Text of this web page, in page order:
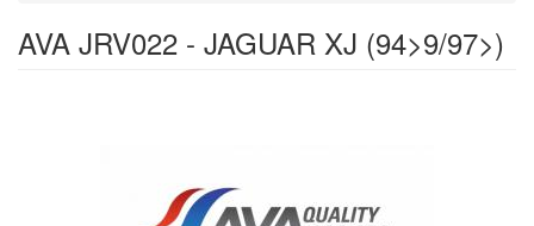
AVA JRV022 - JAGUAR XJ (94>9/97>)